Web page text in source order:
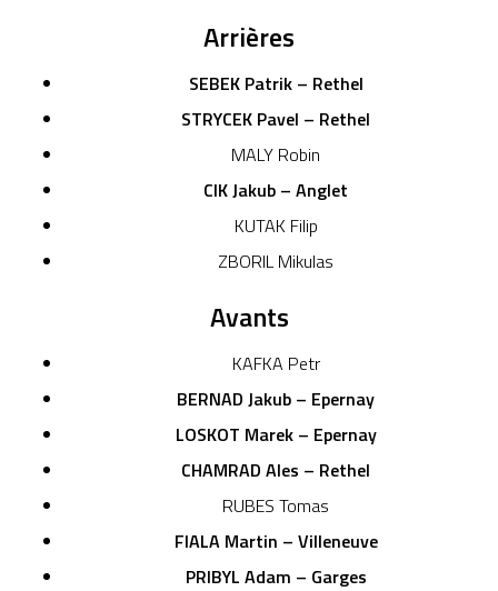
Arrières
SEBEK Patrik – Rethel
STRYCEK Pavel – Rethel
MALY Robin
CIK Jakub – Anglet
KUTAK Filip
ZBORIL Mikulas
Avants
KAFKA Petr
BERNAD Jakub – Epernay
LOSKOT Marek – Epernay
CHAMRAD Ales – Rethel
RUBES Tomas
FIALA Martin – Villeneuve
PRIBYL Adam – Garges